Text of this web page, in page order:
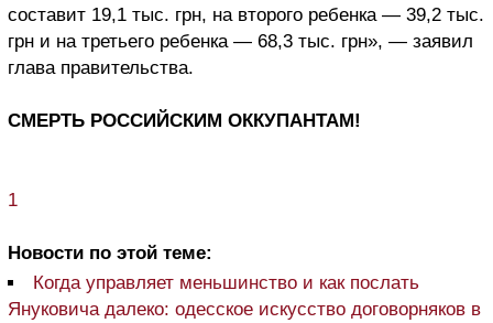
составит 19,1 тыс. грн, на второго ребенка — 39,2 тыс.
грн и на третьего ребенка — 68,3 тыс. грн», — заявил
глава правительства.
СМЕРТЬ РОССИЙСКИМ ОККУПАНТАМ!
1
Новости по этой теме:
Когда управляет меньшинство и как послать
Януковича далеко: одесское искусство договорняков в